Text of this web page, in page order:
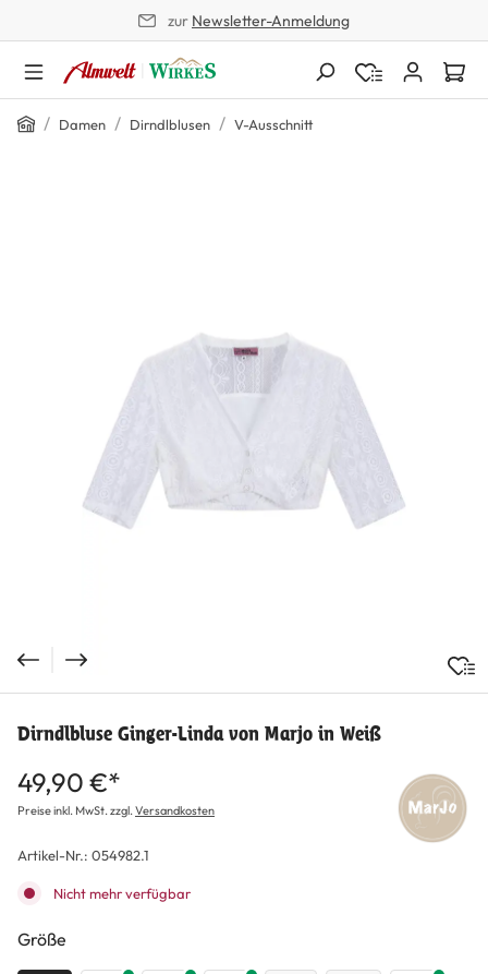
zur Newsletter-Anmeldung
Home
/ Damen / Dirndlblusen / V-Ausschnitt
Dirndlbluse Ginger-Linda von Marjo in Weiß
49,90 €*
Preise inkl. MwSt. zzgl.Versandkosten
Artikel-Nr.: 054982.1
Nicht mehr verfügbar
Größe